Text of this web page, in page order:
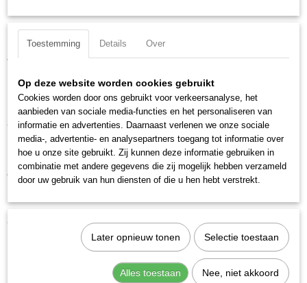
Productcode
100045
Productcode leverancier
100045
Omschrijving
Verchroomd en voorzien van gekartelde rand.
Uitvoering: Zeskant
Materiaal: Chroom Vanadium
Totale lengte: 25 mm
Maat: 4.5 mm
Aandrijfgrootte: 1/4 inch
Ook interessant
Toestemming Details Over
Op deze website worden cookies gebruikt
Cookies worden door ons gebruikt voor verkeersanalyse, het
aanbieden van sociale media-functies en het personaliseren van
informatie en advertenties. Daarnaast verlenen we onze sociale
media-, advertentie- en analysepartners toegang tot informatie over
hoe u onze site gebruikt. Zij kunnen deze informatie gebruiken in
combinatie met andere gegevens die zij mogelijk hebben verzameld
door uw gebruik van hun diensten of die u hen hebt verstrekt.
Later opnieuw tonen Selectie toestaan
Alles toestaan Nee, niet akkoord